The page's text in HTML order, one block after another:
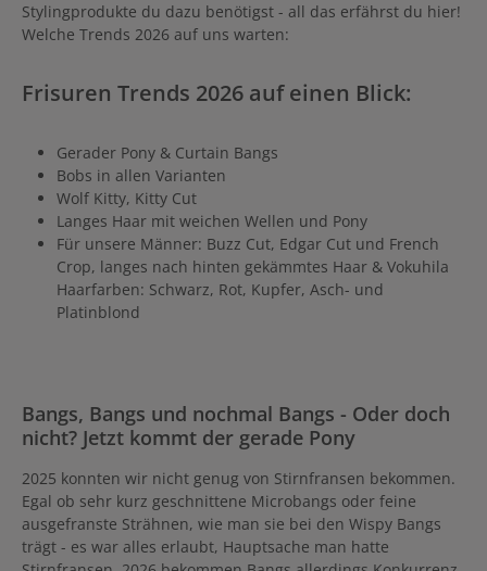
Stylingprodukte du dazu benötigst - all das erfährst du hier!
Welche Trends 2026 auf uns warten:
Frisuren Trends 2026 auf einen Blick:
Gerader Pony & Curtain Bangs
Bobs in allen Varianten
Wolf Kitty, Kitty Cut
Langes Haar mit weichen Wellen und Pony
Für unsere Männer: Buzz Cut, Edgar Cut und French
Crop, langes nach hinten gekämmtes Haar & Vokuhila
Haarfarben: Schwarz, Rot, Kupfer, Asch- und
Platinblond
Bangs, Bangs und nochmal Bangs - Oder doch
nicht? Jetzt kommt der gerade Pony
2025 konnten wir nicht genug von Stirnfransen bekommen.
Egal ob sehr kurz geschnittene Microbangs oder feine
ausgefranste Strähnen, wie man sie bei den Wispy Bangs
trägt - es war alles erlaubt, Hauptsache man hatte